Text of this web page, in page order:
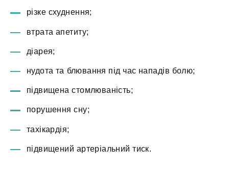
різке схуднення;
втрата апетиту;
діарея;
нудота та блювання під час нападів болю;
підвищена стомлюваність;
порушення сну;
тахікардія;
підвищений артеріальний тиск.